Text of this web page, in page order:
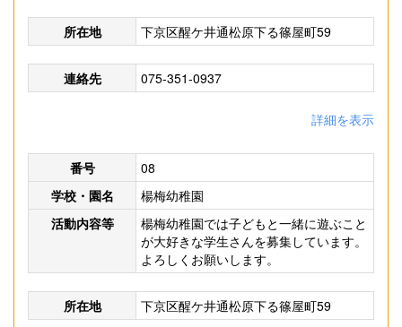
所在地 下京区醒ケ井通松原下る篠屋町59
連絡先 075-351-0937
詳細を表示
番号
08
学校・園名
楊梅幼稚園
活動内容等
楊梅幼稚園では子どもと一緒に遊ぶこと
が大好きな学生さんを募集しています。
よろしくお願いします。
所在地 下京区醒ケ井通松原下る篠屋町59